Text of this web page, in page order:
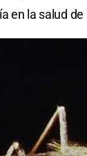
en la salud